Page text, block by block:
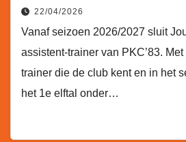
22/04/2026
Vanaf seizoen 2026/2027 sluit
assistent-trainer van PKC’83.
trainer die de club kent en in het
het 1e elftal onder…